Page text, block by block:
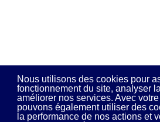
Nous utilisons des cookies pour
fonctionnement du site, analyser
améliorer nos services. Avec
pouvons également utiliser des
la performance de nos actions et